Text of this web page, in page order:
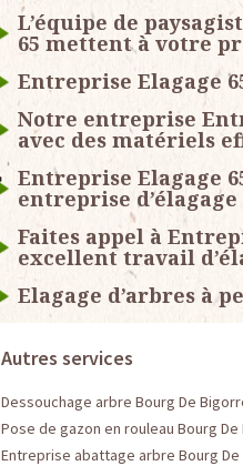
L’équipe de
65 mettent à votre
Entreprise Elagage
Notre entreprise
avec des matériels
Entreprise Elagage
entreprise
Faites appel à
excellent travail
Elagage d’arbres à
Autres services
Dessouchage arbre Bourg De
Pose de gazon en rouleau Bourg
Entreprise abattage arbre Bourg De